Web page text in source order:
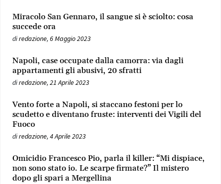
Miracolo San Gennaro, il sangue si è sciolto: cosa
succede ora
diredazione, 6 Maggio 2023
Napoli, case occupate dalla camorra: via dagli
appartamenti gli abusivi, 20 sfratti
diredazione, 21 Aprile 2023
Vento forte a Napoli, si staccano festoni per lo
scudetto e diventano fruste: interventi dei Vigili del
Fuoco
diredazione, 4 Aprile 2023
Omicidio Francesco Pio, parla il killer: “Mi dispiace,
non sono stato io. Le scarpe firmate?” Il mistero
dopo gli spari a Mergellina